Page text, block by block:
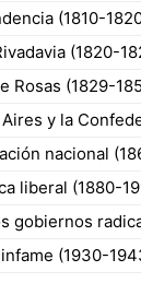
(1810-
(1820-
Rosas (1829-
y la
nacional
liberal (1880-
gobiernos
(1930-